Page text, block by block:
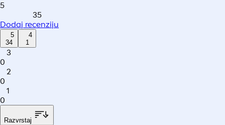
5
35
Dodaj recenziju
5
34
4
1
3
0
2
0
1
0
Razvrstaj